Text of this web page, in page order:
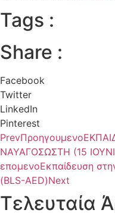
Tags :
Share :
Facebook
Twitter
LinkedIn
Pinterest
PrevΠροηγουμενο
ΝΑΥΑΓΟΣΩΣΤΗ (15
επομενοΕκπαίδευση
(BLS-AED)Next
Τελευταία